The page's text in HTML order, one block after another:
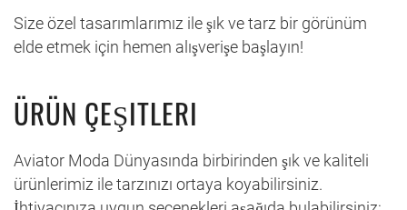
Size özel tasarımlarımız ile şık ve tarz bir görünüm
elde etmek için hemen alışverişe başlayın!
ÜRÜN ÇEŞITLERI
Aviator Moda Dünyasında birbirinden şık ve kaliteli
ürünlerimiz ile tarzınızı ortaya koyabilirsiniz.